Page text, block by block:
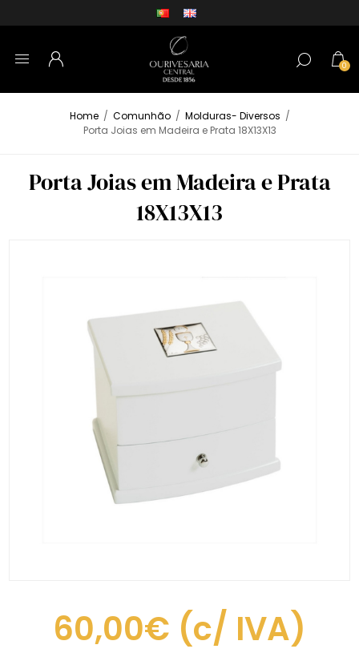
0
Home / Comunhão / Molduras- Diversos /
Porta Joias em Madeira e Prata 18X13X13
Porta Joias em Madeira e Prata
18X13X13
60,00€ (c/ IVA)